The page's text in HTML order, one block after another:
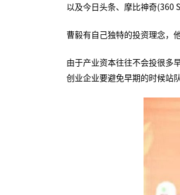
以及今日头条、摩比神奇(360
曹毅有自己独特的投资理念，他
由于产业资本往往不会投很多
创业企业要避免早期的时候站